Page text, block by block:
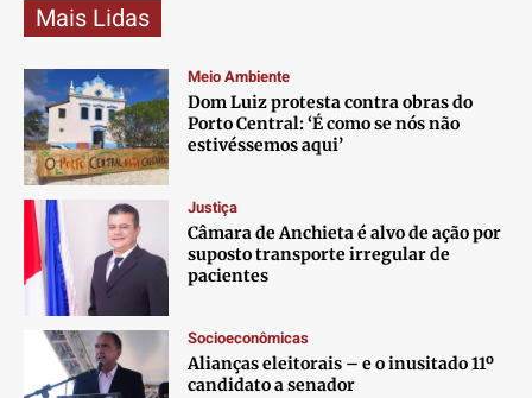
Mais Lidas
Meio Ambiente
Dom Luiz protesta contra obras do
Porto Central: ‘É como se nós não
estivéssemos aqui’
Justiça
Câmara de Anchieta é alvo de ação por
suposto transporte irregular de
pacientes
Socioeconômicas
Alianças eleitorais – e o inusitado 11º
candidato a senador